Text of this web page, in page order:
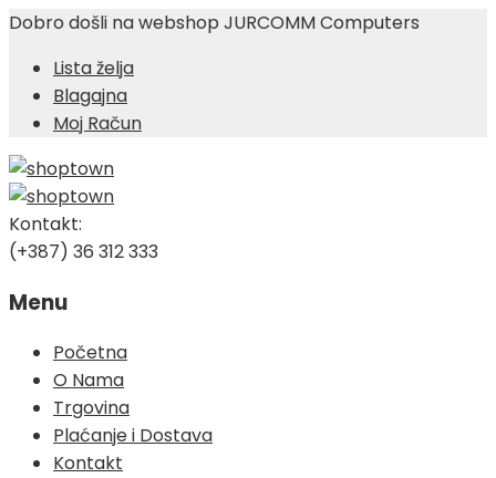
Dobro došli na webshop JURCOMM Computers
Lista želja
Blagajna
Moj Račun
Kontakt:
(+387) 36 312 333
Menu
Skip
content
Početna
O Nama
Trgovina
Plaćanje i Dostava
Kontakt